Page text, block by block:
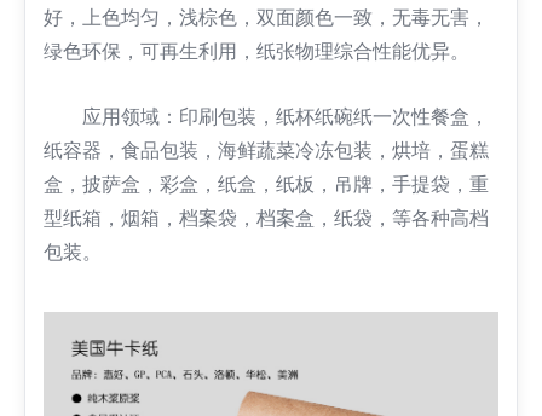
好，上色均匀，浅棕色，双面颜色一致，无毒无害，
绿色环保，可再生利用，纸张物理综合性能优异。
应用领域：印刷包装，纸杯纸碗纸一次性餐盒，
纸容器，食品包装，海鲜蔬菜冷冻包装，烘培，蛋糕
盒，披萨盒，彩盒，纸盒，纸板，吊牌，手提袋，重
型纸箱，烟箱，档案袋，档案盒，纸袋，等各种高档
包装。